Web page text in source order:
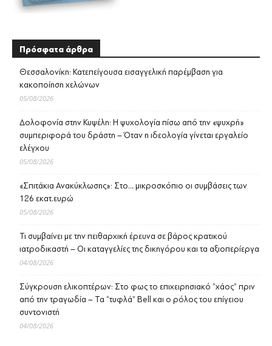
Πρόσφατα άρθρα
Θεσσαλονίκη: Κατεπείγουσα εισαγγελική παρέμβαση για
κακοποίηση χελώνων
05/08/2026
Δολοφονία στην Κυψέλη: Η ψυχολογία πίσω από την «ψυχρή»
συμπεριφορά του δράστη – Όταν η ιδεολογία γίνεται εργαλείο
ελέγχου
05/08/2026
«Σπιτάκια Ανακύκλωσης»: Στο… μικροσκόπιο οι συμβάσεις των
126 εκατ.ευρώ
05/08/2026
Τι συμβαίνει με την πειθαρχική έρευνα σε βάρος κρατικού
ιατροδικαστή – Οι καταγγελίες της δικηγόρου και τα αξιοπερίεργα
04/08/2026
Σύγκρουση ελικοπτέρων: Στο φως το επιχειρησιακό “χάος” πριν
από την τραγωδία – Τα “τυφλά” Bell και ο ρόλος του επίγειου
συντονιστή
04/08/2026